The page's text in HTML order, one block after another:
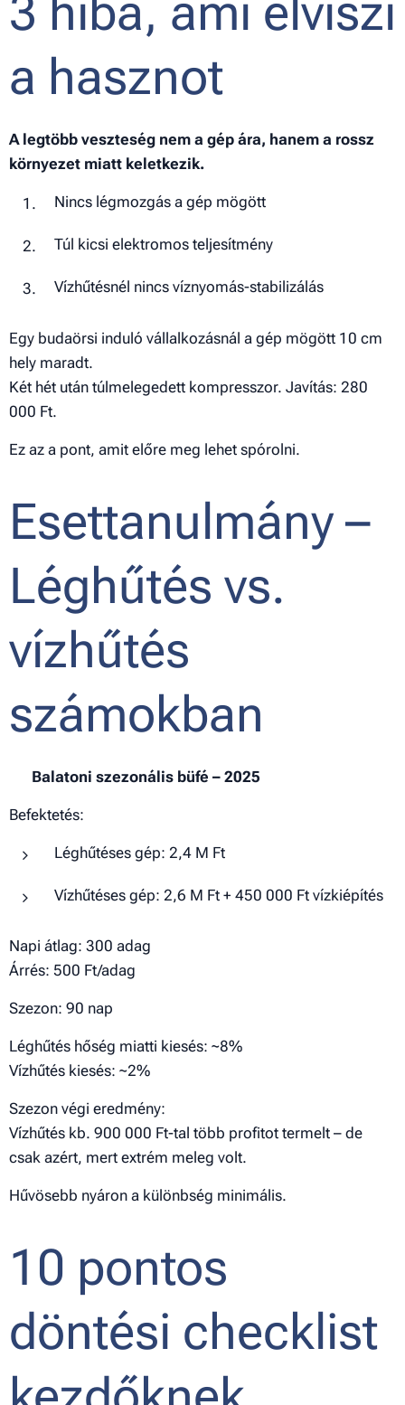
3 hiba, ami elviszi
a hasznot
A legtöbb veszteség nem a gép ára, hanem a rossz
környezet miatt keletkezik.
Nincs légmozgás a gép mögött
Túl kicsi elektromos teljesítmény
Vízhűtésnél nincs víznyomás-stabilizálás
Egy budaörsi induló vállalkozásnál a gép mögött 10 cm
hely maradt.
Két hét után túlmelegedett kompresszor. Javítás: 280
000 Ft.
Ez az a pont, amit előre meg lehet spórolni.
Esettanulmány –
Léghűtés vs.
vízhűtés
számokban
Balatoni szezonális büfé – 2025
Befektetés:
Léghűtéses gép: 2,4 M Ft
Vízhűtéses gép: 2,6 M Ft + 450 000 Ft vízkiépítés
Napi átlag: 300 adag
Árrés: 500 Ft/adag
Szezon: 90 nap
Léghűtés hőség miatti kiesés: ~8%
Vízhűtés kiesés: ~2%
Szezon végi eredmény:
Vízhűtés kb. 900 000 Ft-tal több profitot termelt – de
csak azért, mert extrém meleg volt.
Hűvösebb nyáron a különbség minimális.
10 pontos
döntési checklist